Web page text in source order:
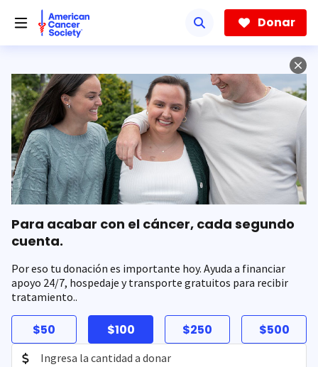
hacia
contenido
Donar
Para acabar con el cáncer, cada segundo
cuenta.
Por eso tu donación es importante hoy. Ayuda a financiar
apoyo 24/7, hospedaje y transporte gratuitos para recibir
tratamiento..
$50 $100 $250 $500